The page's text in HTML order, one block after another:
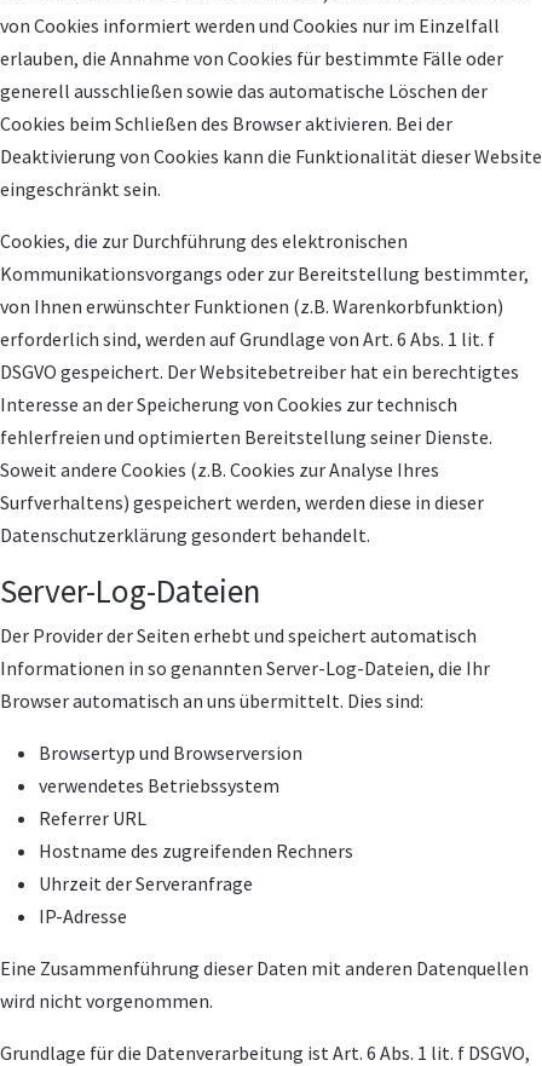
von Cookies informiert werden und Cookies nur im Einzelfall
erlauben, die Annahme von Cookies für bestimmte Fälle oder
generell ausschließen sowie das automatische Löschen der
Cookies beim Schließen des Browser aktivieren. Bei der
Deaktivierung von Cookies kann die Funktionalität dieser Website
eingeschränkt sein.
Cookies, die zur Durchführung des elektronischen
Kommunikationsvorgangs oder zur Bereitstellung bestimmter,
von Ihnen erwünschter Funktionen (z.B. Warenkorbfunktion)
erforderlich sind, werden auf Grundlage von Art. 6 Abs. 1 lit. f
DSGVO gespeichert. Der Websitebetreiber hat ein berechtigtes
Interesse an der Speicherung von Cookies zur technisch
fehlerfreien und optimierten Bereitstellung seiner Dienste.
Soweit andere Cookies (z.B. Cookies zur Analyse Ihres
Surfverhaltens) gespeichert werden, werden diese in dieser
Datenschutzerklärung gesondert behandelt.
Server-Log-Dateien
Der Provider der Seiten erhebt und speichert automatisch
Informationen in so genannten Server-Log-Dateien, die Ihr
Browser automatisch an uns übermittelt. Dies sind:
Browsertyp und Browserversion
verwendetes Betriebssystem
Referrer URL
Hostname des zugreifenden Rechners
Uhrzeit der Serveranfrage
IP-Adresse
Eine Zusammenführung dieser Daten mit anderen Datenquellen
wird nicht vorgenommen.
Grundlage für die Datenverarbeitung ist Art. 6 Abs. 1 lit. f DSGVO,